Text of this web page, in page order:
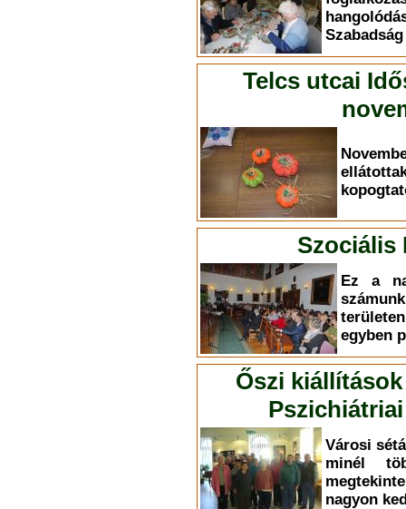
Telcs utcai
Szociális
Ez a
egyben
Őszi
Városi
minél
nagyon